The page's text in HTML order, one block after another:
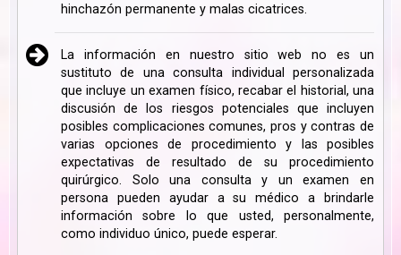
hinchazón permanente y malas cicatrices.
La información en nuestro sitio web no es un
sustituto de una consulta individual personalizada
que incluye un examen físico, recabar el historial, una
discusión de los riesgos potenciales que incluyen
posibles complicaciones comunes, pros y contras de
varias opciones de procedimiento y las posibles
expectativas de resultado de su procedimiento
quirúrgico. Solo una consulta y un examen en
persona pueden ayudar a su médico a brindarle
información sobre lo que usted, personalmente,
como individuo único, puede esperar.